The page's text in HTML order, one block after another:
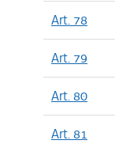
Art. 78
Art. 79
Art. 80
Art. 81